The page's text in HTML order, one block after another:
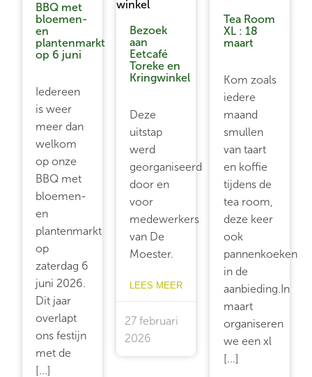
BBQ met
bloemen-
en
plantenmarkt
op 6 juni
Iedereen
is weer
meer dan
welkom
op onze
BBQ met
bloemen-
en
plantenmarkt
op
zaterdag 6
juni 2026.
Dit jaar
overlapt
ons festijn
met de
[...]
Bezoek
aan
Eetcafé
Toreke en
Kringwinkel
Deze
uitstap
werd
georganiseerd
door en
voor
medewerkers
van De
Moester.
LEES MEER
27 februari
2026
Tea Room
XL : 18
maart
Kom zoals
iedere
maand
smullen
van taart
en koffie
tijdens de
tea room,
deze keer
ook
pannenkoeken
in de
aanbieding.In
maart
organiseren
we een xl
[...]